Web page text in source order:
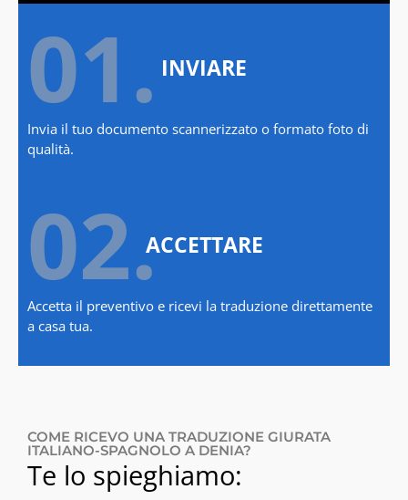
01. INVIARE
Invia il tuo documento scannerizzato o formato foto di
qualità.
02.ACCETTARE
Accetta il preventivo e ricevi la traduzione direttamente
a casa tua.
COME RICEVO UNA TRADUZIONE GIURATA
ITALIANO-SPAGNOLO A DENIA?
Te lo spieghiamo: